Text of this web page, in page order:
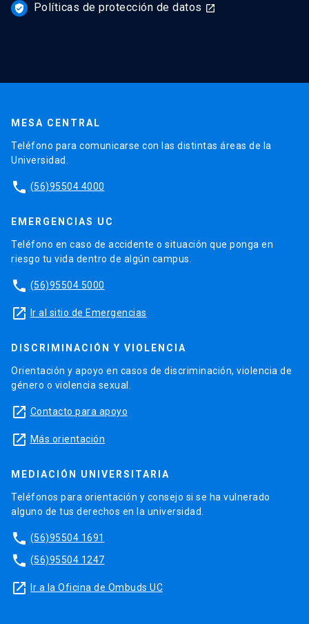
verified_user Políticas de protección de datos launch
MESA CENTRAL
Teléfono para comunicarse con las distintas áreas de la
Universidad.
phone (56)95504 4000
EMERGENCIAS UC
Teléfono en caso de accidente o situación que ponga en
riesgo tu vida dentro de algún campus.
phone (56)95504 5000
launch Ir al sitio de Emergencias
DISCRIMINACIÓN Y VIOLENCIA
Orientación y apoyo en casos de discriminación, violencia de
género o violencia sexual.
launch Contacto para apoyo
launch Más orientación
MEDIACIÓN UNIVERSITARIA
Teléfonos para orientación y consejo si se ha vulnerado
alguno de tus derechos en la universidad.
phone (56)95504 1691
phone (56)95504 1247
launch Ir a la Oficina de Ombuds UC